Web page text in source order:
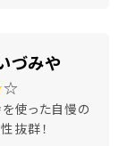
づみや
☆
使った自慢の
抜群！